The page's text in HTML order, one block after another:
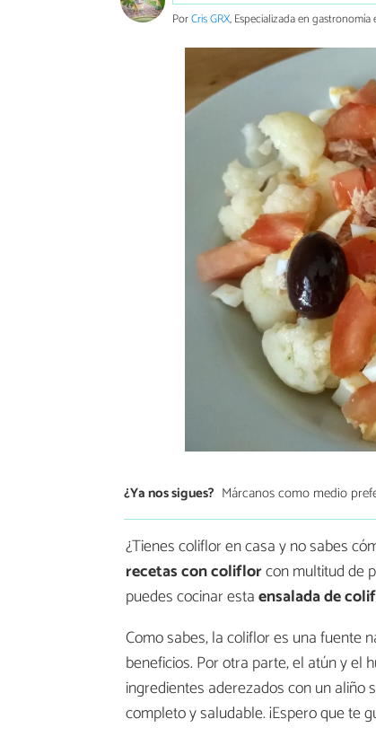
PorCris GRX, Especializada en gastronomía
¿Ya nos sigues? Márcanos como medio
¿Tienes coliflor en casa y no sabes
recetas con coliflorcon multitud de
puedes cocinar estaensalada de
Como sabes, la coliflor es una fuente
beneficios. Por otra parte, el atún y el
ingredientes aderezados con un aliño
completo y saludable. ¡Espero que te